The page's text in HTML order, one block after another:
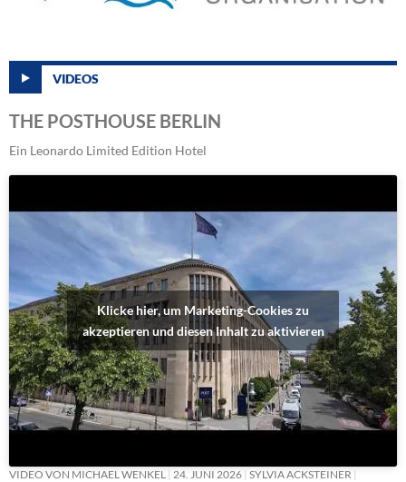
VIDEOS
THE POSTHOUSE BERLIN
Ein Leonardo Limited Edition Hotel
Klicke hier, um Marketing-Cookies zu
akzeptieren und diesen Inhalt zu aktivieren
VIDEO VON MICHAEL WENKEL 24. JUNI 2026 SYLVIA ACKSTEINER